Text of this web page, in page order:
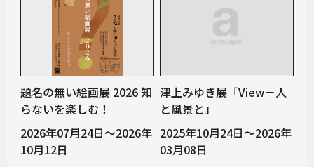
題名の無い絵画展 2026 知
らないを楽しむ！
2026年07月24日～2026年
10月12日
津上みゆき展「View－人
と風景と」
2025年10月24日～2026年
03月08日